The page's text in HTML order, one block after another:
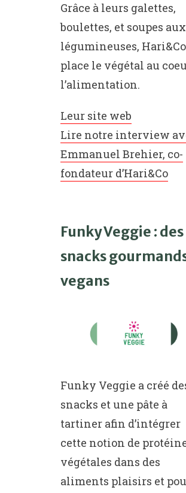
Grâce à leurs galettes,
boulettes, et soupes aux
légumineuses, Hari&Co
place le végétal au
l’alimentation.
Leur site web
Lire notre interview
Emmanuel Brehier, co-
fondateur d’Hari&Co
Funky Veggie : des
snacks
vegans
Funky Veggie a créé
snacks et une pâte à
tartiner afin d’intégrer
cette notion de
végétales dans des
aliments plaisirs et